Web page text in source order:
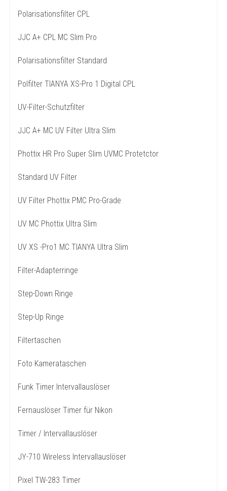
Polarisationsfilter CPL
JJC A+ CPL MC Slim Pro
Polarisationsfilter Standard
Polfilter TIANYA XS-Pro 1 Digital CPL
UV-Filter-Schutzfilter
JJC A+ MC UV Filter Ultra Slim
Phottix HR Pro Super Slim UVMC Protetctor
Standard UV Filter
UV Filter Phottix PMC Pro-Grade
UV MC Phottix Ultra Slim
UV XS -Pro1 MC TIANYA Ultra Slim
Filter-Adapterringe
Step-Down Ringe
Step-Up Ringe
Filtertaschen
Foto Kamerataschen
Funk Timer Intervallauslöser
Fernauslöser Timer für Nikon
Timer / Intervallauslöser
JY-710 Wireless Intervallauslöser
Pixel TW-283 Timer